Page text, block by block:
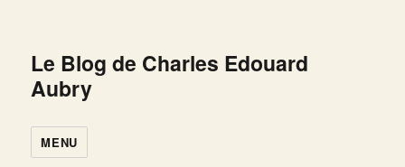
Le Blog de Charles Edouard
Aubry
MENU